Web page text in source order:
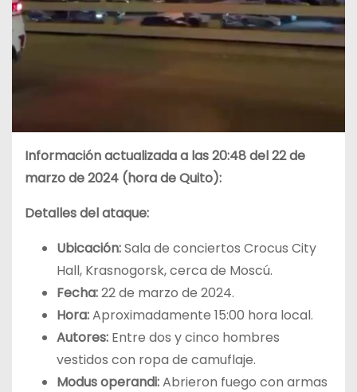
Información actualizada a las 20:48 del 22 de
marzo de 2024 (hora de Quito):
Detalles del ataque:
Ubicación:Sala de conciertos Crocus City
Hall, Krasnogorsk, cerca de Moscú.
Fecha:22 de marzo de 2024.
Hora:Aproximadamente 15:00 hora local.
Autores: Entre dos y cinco hombres
vestidos con ropa de camuflaje.
Modus operandi:Abrieron fuego con armas